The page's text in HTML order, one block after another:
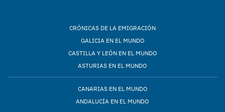
CRÓNICAS DE LA EMIGRACIÓN
GALICIA EN EL MUNDO
CASTILLA Y LEÓN EN EL MUNDO
ASTURIAS EN EL MUNDO
CANARIAS EN EL MUNDO
ANDALUCÍA EN EL MUNDO